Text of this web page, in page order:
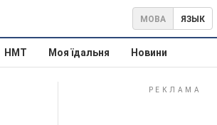
МОВА ЯЗЫК
НМТ Моя їдальня Новини